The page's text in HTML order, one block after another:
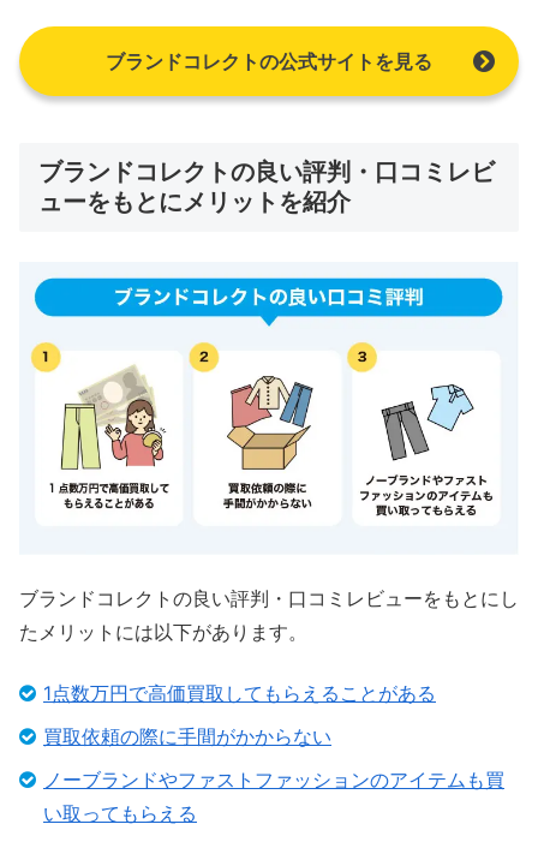
ブランドコレクトの公式サイトを見る
ブランドコレクトの良い評判・口コミレビ
ューをもとにメリットを紹介
ブランドコレクトの良い評判・口コミレビューをもとにし
たメリットには以下があります。
1点数万円で高価買取してもらえることがある
買取依頼の際に手間がかからない
ノーブランドやファストファッションのアイテムも買
い取ってもらえる